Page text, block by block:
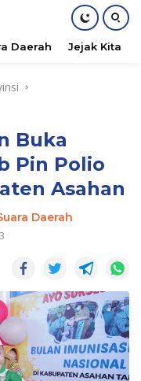
Daerah Jejak Kita
Buka
Pin Polio
Asahan
Daerah